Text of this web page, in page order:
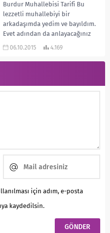
Burdur Muhallebisi Tarifi Bu
lezzetli muhallebiyi bir
arkadaşımda yedim ve bayıldım.
Evet adından da anlayacağınız
üzere Burdur taraflarında çok
06.10.2015 4.169
için adım, e-posta
kaydedilsin.